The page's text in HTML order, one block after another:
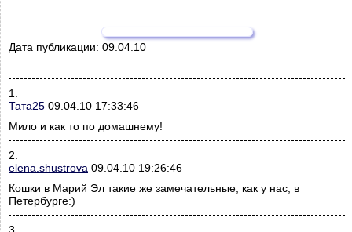
Дата публикации: 09.04.10
1.
Тата25 09.04.10 17:33:46
Мило и как то по домашнему!
2.
elena.shustrova 09.04.10 19:26:46
Кошки в Марий Эл такие же замечательные, как у нас, в
Петербурге:)